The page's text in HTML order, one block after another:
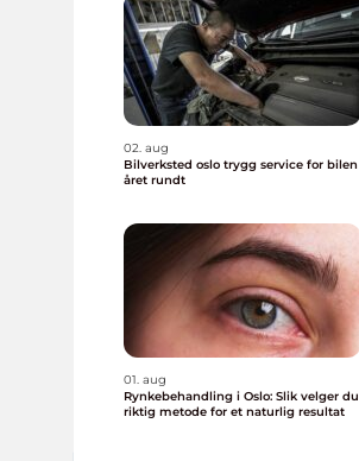
02. aug
Bilverksted oslo trygg service for bilen
året rundt
01. aug
Rynkebehandling i Oslo: Slik velger du
riktig metode for et naturlig resultat